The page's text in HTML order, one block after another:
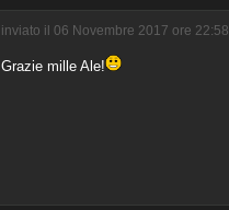
inviato il 06 Novembre 2017 ore 22:58
Grazie mille Ale!